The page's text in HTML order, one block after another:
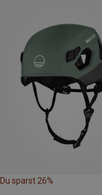
Du sparst 26%